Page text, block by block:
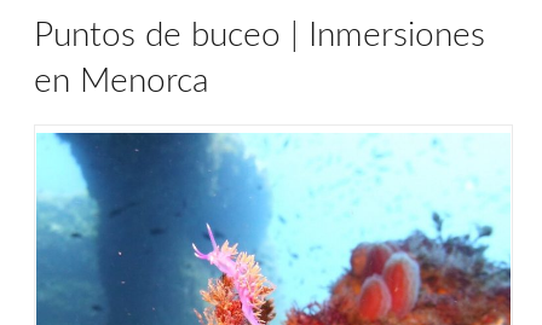
Puntos de buceo | Inmersiones
en Menorca